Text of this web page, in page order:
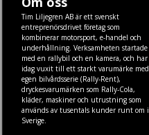
Tim Liljegren AB är ett svenskt
entreprenörsdrivet företag som
kombinerar motorsport, e-handel och
underhållning. Verksamheten startade
med en rallybil och en kamera, och har
idag vuxit till ett starkt varumärke med
egen bilvårdsserie (Rally-Rent),
dryckesvarumärken som Rally-Cola,
kläder, maskineroch utrustning som
används av tusentals kunder runt om i
Sverige.